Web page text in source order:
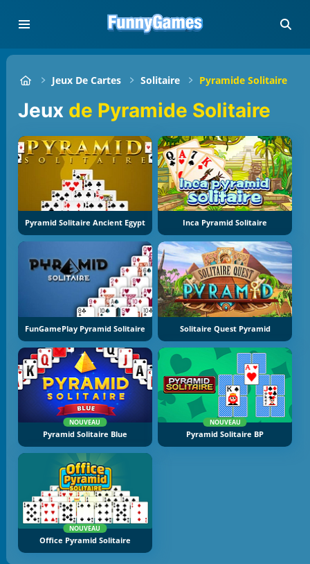
Jeux De Cartes Solitaire Pyramide Solitaire
Jeux de Pyramide Solitaire
Pyramid Solitaire Ancient Egypt Inca Pyramid Solitaire
FunGamePlay Pyramid Solitaire Solitaire Quest Pyramid
NOUVEAU
Pyramid Solitaire Blue
NOUVEAU
Pyramid Solitaire BP
NOUVEAU
Office Pyramid Solitaire